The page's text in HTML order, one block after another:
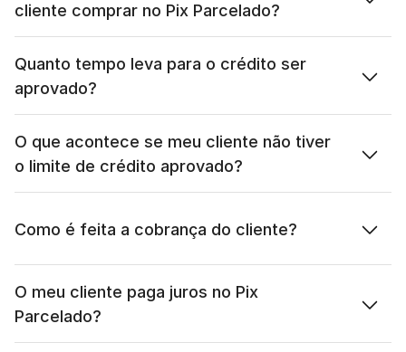
cliente comprar no Pix Parcelado?
Quanto tempo leva para o crédito ser
aprovado?
O que acontece se meu cliente não tiver
o limite de crédito aprovado?
Como é feita a cobrança do cliente?
O meu cliente paga juros no Pix
Parcelado?